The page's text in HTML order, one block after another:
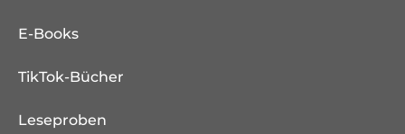
E-Books
TikTok-Bücher
Leseproben